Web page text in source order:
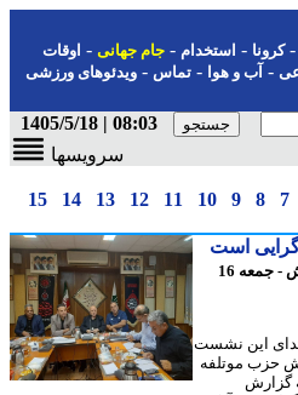
-استخدام- جام جهانی-اوقات
آب و هوا-تماس-ویدئوهای ورزشی
08:03 | 1405/5/18
سرویسها
8
9
10
11
12
13
14
15
است
39 ساعت پیش - جمعه 16
این نشست
موتلفه